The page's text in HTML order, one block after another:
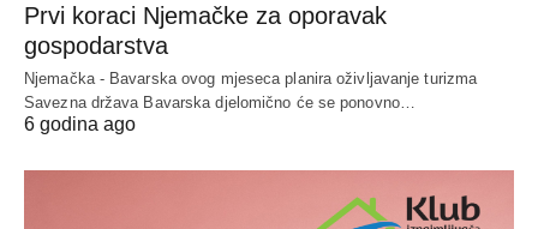
Prvi koraci Njemačke za oporavak
gospodarstva
Njemačka - Bavarska ovog mjeseca planira oživljavanje turizma
Savezna država Bavarska djelomično će se ponovno…
6 godina ago